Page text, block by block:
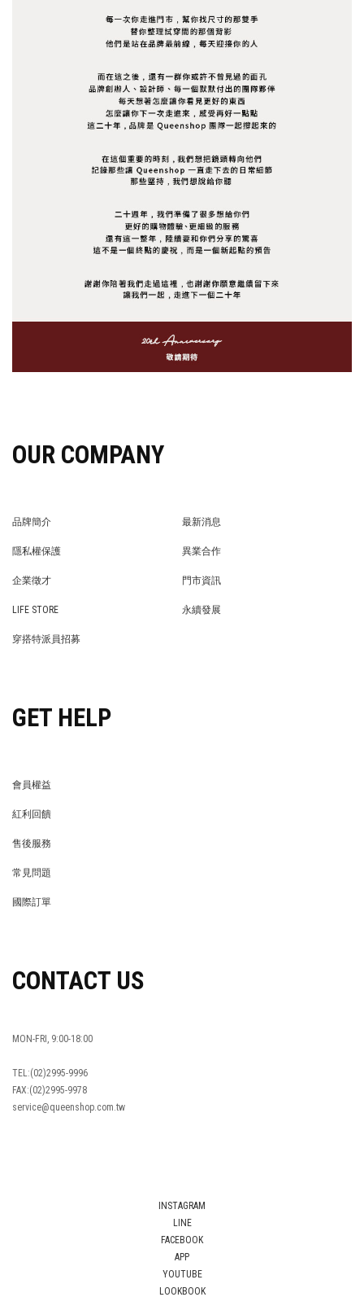
OUR COMPANY
品牌簡介
最新消息
隱私權保護
異業合作
企業徵才
門市資訊
LIFE STORE
永續發展
穿搭特派員招募
GET HELP
會員權益
紅利回饋
售後服務
常見問題
國際訂單
CONTACT US
MON-FRI, 9:00-18:00
TEL:(02)2995-9996
FAX:(02)2995-9978
service@queenshop.com.tw
INSTAGRAM
LINE
FACEBOOK
APP
YOUTUBE
LOOKBOOK